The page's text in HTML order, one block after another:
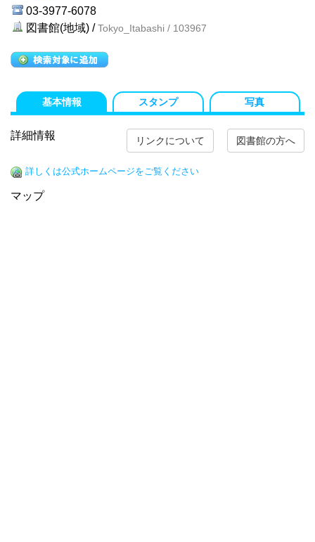
03-3977-6078
図書館(地域) / Tokyo_Itabashi / 103967
基本情報 スタンプ 写真
リンクについて 図書館の方へ
詳細情報
詳しくは公式ホームページをご覧ください
マップ